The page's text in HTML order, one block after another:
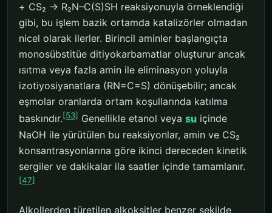
+ CS₂ → R₂N–C(S)SH reaksiyonuyla örneklendiği
gibi, bu işlem bazik ortamda katalizörler olmadan
nicel olarak ilerler. Birincil aminler başlangıçta
monosübstitüe ditiyokarbamatlar oluşturur ancak
ısıtma veya fazla amin ile eliminasyon yoluyla
izotiyosiyanatlara (RN=C=S) dönüşebilir; ancak
eşmolar oranlarda ortam koşullarında katılma
baskındır.[53] Genellikle etanol veya su içinde
NaOH ile yürütülen bu reaksiyonlar, amin ve CS₂
konsantrasyonlarına göre ikinci dereceden kinetik
sergiler ve dakikalar ila saatler içinde tamamlanır.
[47]
Alkollerden türetilen alkoksitler benzer şekilde